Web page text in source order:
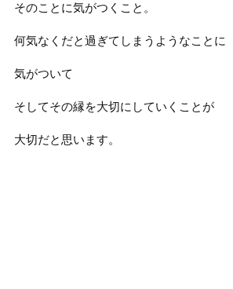
そのことに気がつくこと。
何気なくだと過ぎてしまうようなことに
気がついて
そしてその縁を大切にしていくことが
大切だと思います。